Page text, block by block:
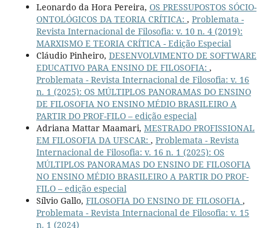
Leonardo da Hora Pereira, OS PRESSUPOSTOS SÓCIO-
ONTOLÓGICOS DA TEORIA CRÍTICA: , Problemata -
Revista Internacional de Filosofia: v. 10 n. 4 (2019):
MARXISMO E TEORIA CRÍTICA - Edição Especial
Cláudio Pinheiro, DESENVOLVIMENTO DE SOFTWARE
EDUCATIVO PARA ENSINO DE FILOSOFIA: ,
Problemata - Revista Internacional de Filosofia: v. 16
n. 1 (2025): OS MÚLTIPLOS PANORAMAS DO ENSINO
DE FILOSOFIA NO ENSINO MÉDIO BRASILEIRO A
PARTIR DO PROF-FILO – edição especial
Adriana Mattar Maamari, MESTRADO PROFISSIONAL
EM FILOSOFIA DA UFSCAR: , Problemata - Revista
Internacional de Filosofia: v. 16 n. 1 (2025): OS
MÚLTIPLOS PANORAMAS DO ENSINO DE FILOSOFIA
NO ENSINO MÉDIO BRASILEIRO A PARTIR DO PROF-
FILO – edição especial
Sílvio Gallo, FILOSOFIA DO ENSINO DE FILOSOFIA ,
Problemata - Revista Internacional de Filosofia: v. 15
n. 1 (2024)